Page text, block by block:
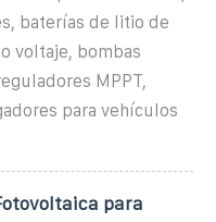
baterías de litio de
voltaje, bombas
MPPT,
para vehículos
para